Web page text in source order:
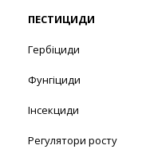
ПЕСТИЦИДИ
Гербіциди
Фунгіциди
Інсекциди
Регулятори росту